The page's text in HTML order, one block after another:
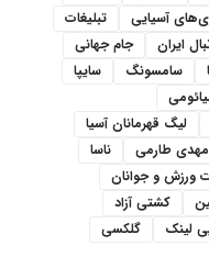
آسیایی
تبلیغات
ایران
جام جهانی
سامسونگ
سایپا
لیگ قهرمانان آسیا
مهدی طارمی
ناسا
ورزش و جوانان
کشتی آزاد
لینک
گلکسی